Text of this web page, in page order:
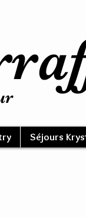
Séjours